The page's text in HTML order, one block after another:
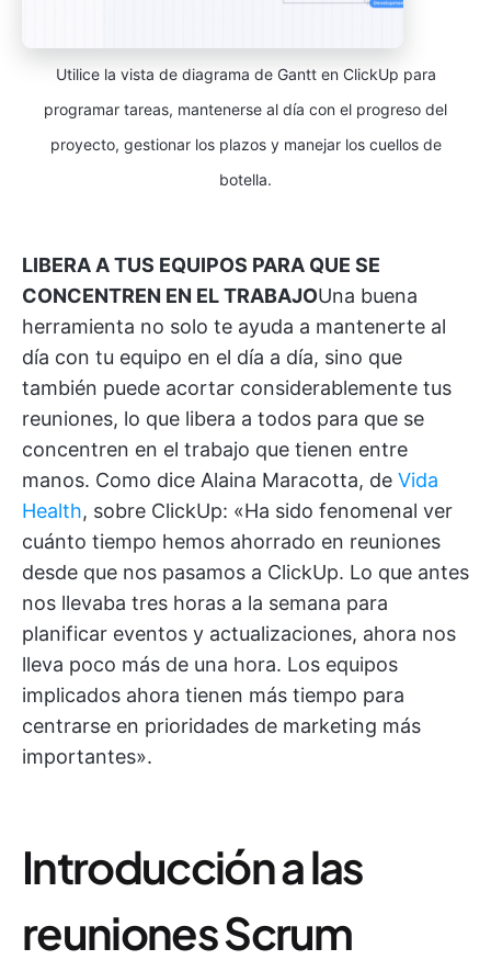
Utilice la vista de diagrama de Gantt en ClickUp para
programar tareas, mantenerse al día con el progreso del
proyecto, gestionar los plazos y manejar los cuellos de
botella.
LIBERA A TUS EQUIPOS PARA QUE SE
CONCENTREN EN EL TRABAJOUna buena
herramienta no solo te ayuda a mantenerte al
día con tu equipo en el día a día, sino que
también puede acortar considerablemente tus
reuniones, lo que libera a todos para que se
concentren en el trabajo que tienen entre
manos. Como dice Alaina Maracotta, de Vida
Health, sobre ClickUp: «Ha sido fenomenal ver
cuánto tiempo hemos ahorrado en reuniones
desde que nos pasamos a ClickUp. Lo que antes
nos llevaba tres horas a la semana para
planificar eventos y actualizaciones, ahora nos
lleva poco más de una hora. Los equipos
implicados ahora tienen más tiempo para
centrarse en prioridades de marketing más
importantes».
Introducción a las
reuniones Scrum